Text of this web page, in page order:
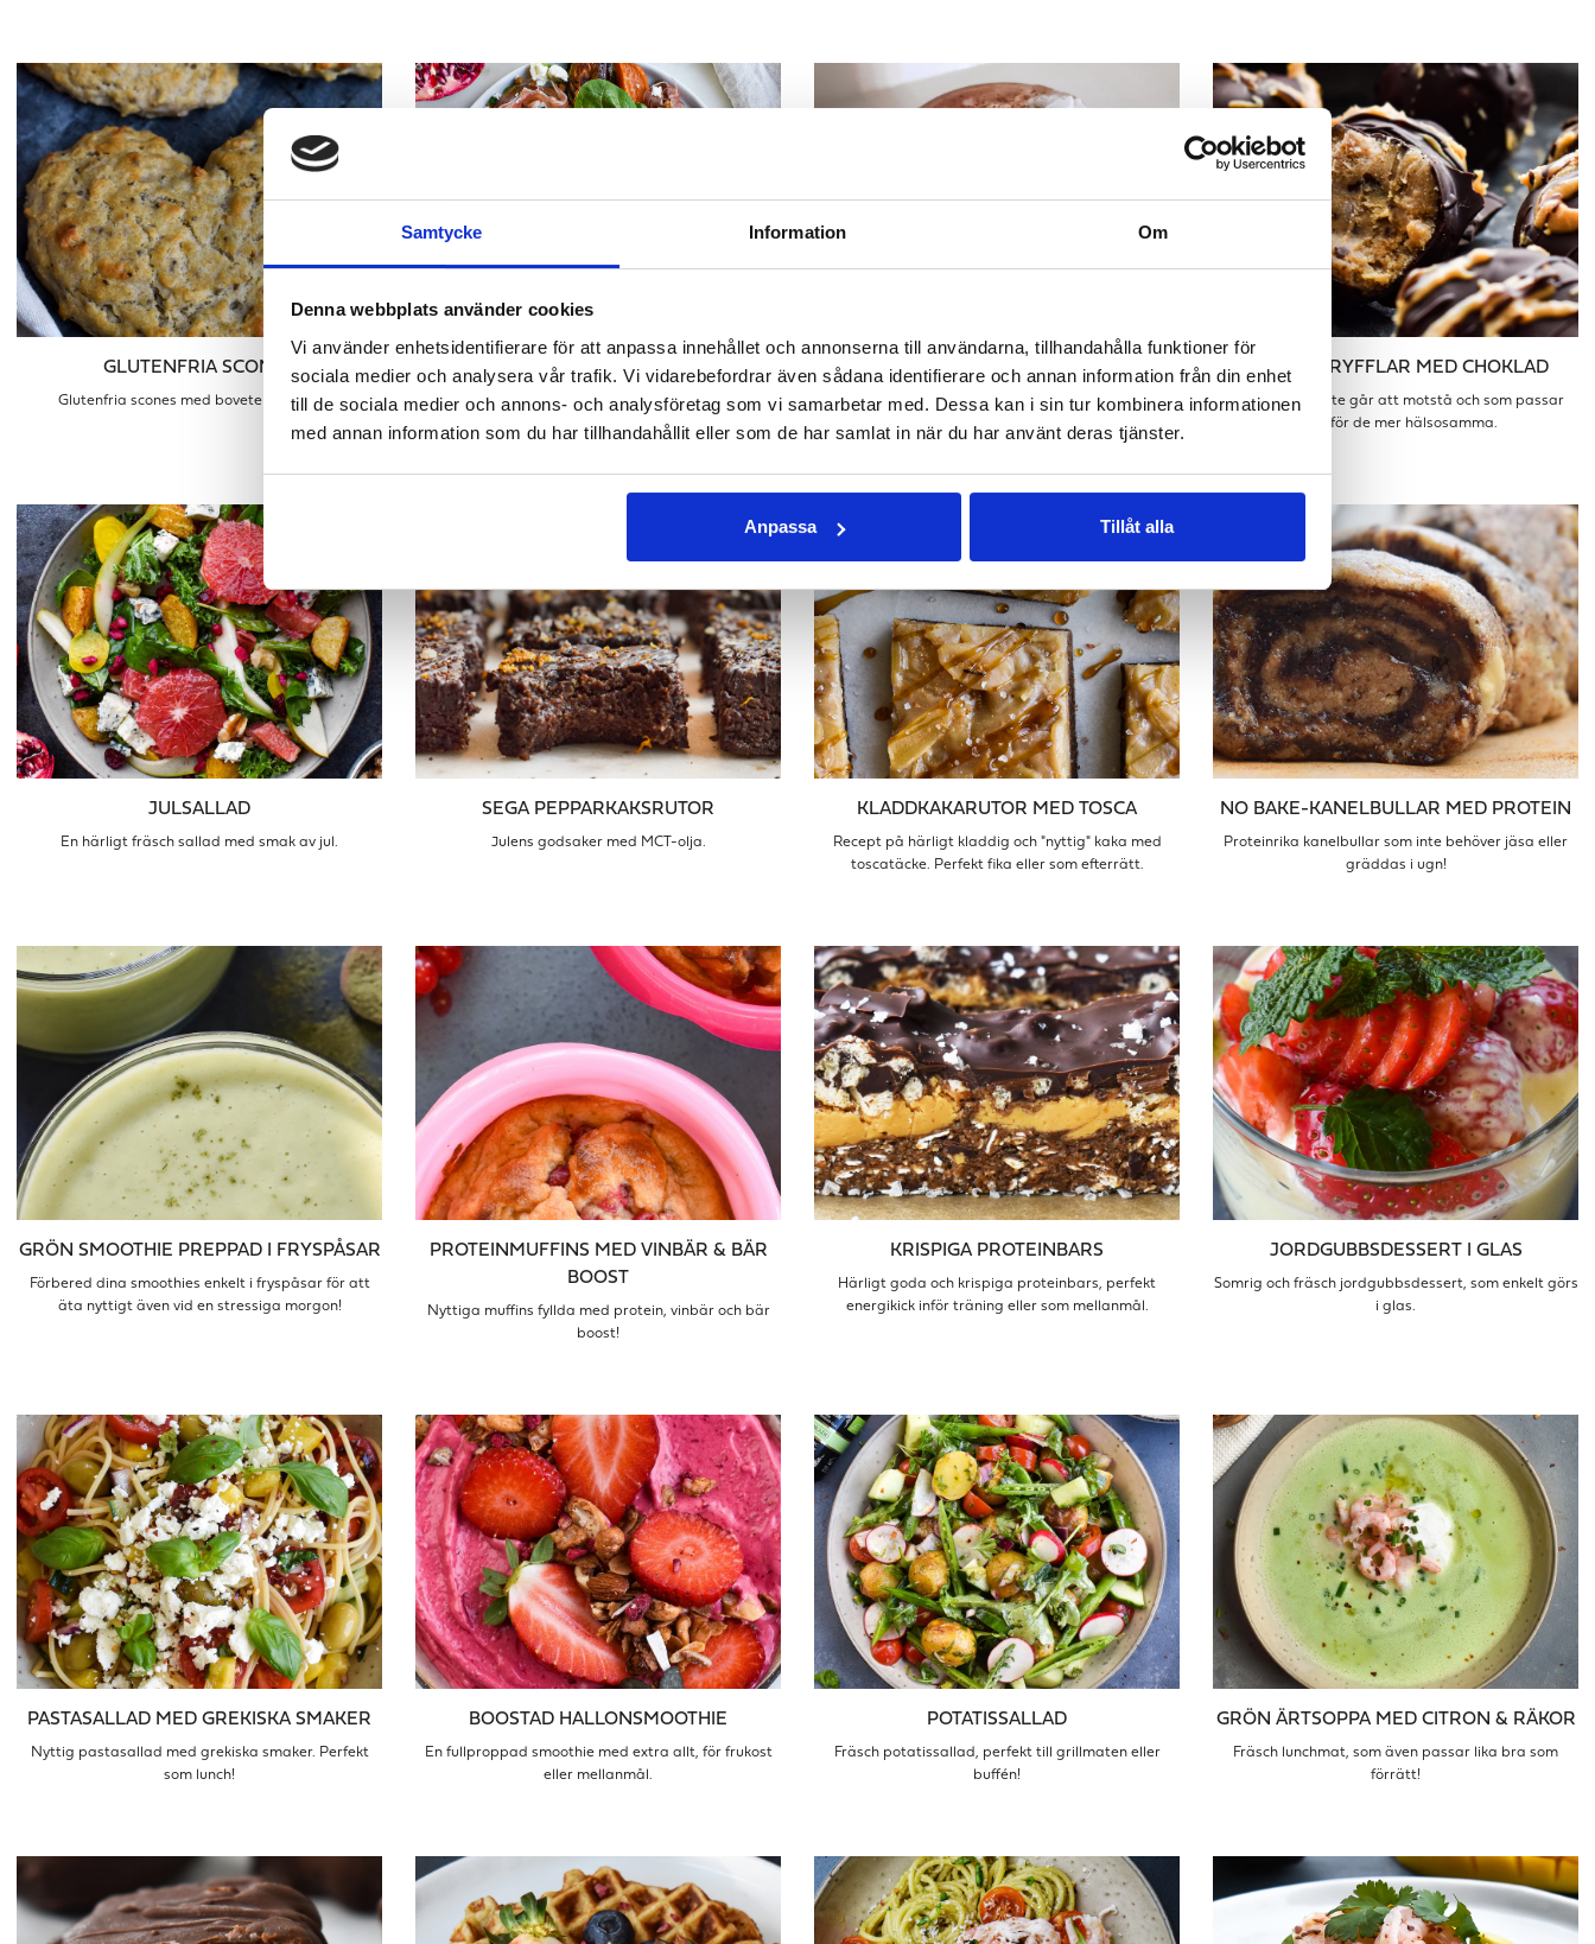
Samtycke Information Om
Denna webbplats använder cookies
Vi använder enhetsidentifierare för att anpassa innehållet och annonserna till användarna, tillhandahålla funktioner för
sociala medier och analysera vår trafik. Vi vidarebefordrar även sådana identifierare och annan information från din enhet
till de sociala medier och annons- och analysföretag som vi samarbetar med. Dessa kan i sin tur kombinera informationen
med annan information som du har tillhandahållit eller som de har samlat in när du har använt deras tjänster.
Anpassa Tillåt alla
GLUTENFRIA SCONES
Glutenfria scones med bovete och filmjölk
VINTERSALLAD
Vintersallad med sötpotatis, linser, bakad fetaost
och parmaskinka!
VARM CHOKLAD MED PROTEIN
Kan även göras vegansk.
MANDELTRYFFLAR MED CHOKLAD
Julgodis som inte går att motstå och som passar
även för de mer hälsosamma.
JULSALLAD
En härligt fräsch sallad med smak av jul.
SEGA PEPPARKAKSRUTOR
Julens godsaker med MCT-olja.
KLADDKAKARUTOR MED TOSCA
Recept på härligt kladdig och "nyttig" kaka med
toscatäcke. Perfekt fika eller som efterrätt.
NO BAKE-KANELBULLAR MED PROTEIN
Proteinrika kanelbullar som inte behöver jäsa eller
gräddas i ugn!
GRÖN SMOOTHIE PREPPAD I FRYSPÅSAR
Förbered dina smoothies enkelt i fryspåsar för att
äta nyttigt även vid en stressiga morgon!
PROTEINMUFFINS MED VINBÄR & BÄR
BOOST
Nyttiga muffins fyllda med protein, vinbär och bär
boost!
KRISPIGA PROTEINBARS
Härligt goda och krispiga proteinbars, perfekt
energikick inför träning eller som mellanmål.
JORDGUBBSDESSERT I GLAS
Somrig och fräsch jordgubbsdessert, som enkelt görs
i glas.
PASTASALLAD MED GREKISKA SMAKER
Nyttig pastasallad med grekiska smaker. Perfekt
som lunch!
BOOSTAD HALLONSMOOTHIE
En fullproppad smoothie med extra allt, för frukost
eller mellanmål.
POTATISSALLAD
Fräsch potatissallad, perfekt till grillmaten eller
buffén!
GRÖN ÄRTSOPPA MED CITRON & RÄKOR
Fräsch lunchmat, som även passar lika bra som
förrätt!